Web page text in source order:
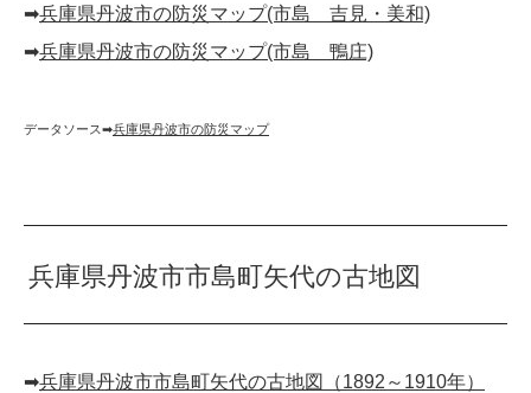
➡︎兵庫県丹波市の防災マップ(市島 吉見・美和)
➡︎兵庫県丹波市の防災マップ(市島 鴨庄)
データソース➡︎兵庫県丹波市の防災マップ
兵庫県丹波市市島町矢代の古地図
➡︎兵庫県丹波市市島町矢代の古地図（1892～1910年）